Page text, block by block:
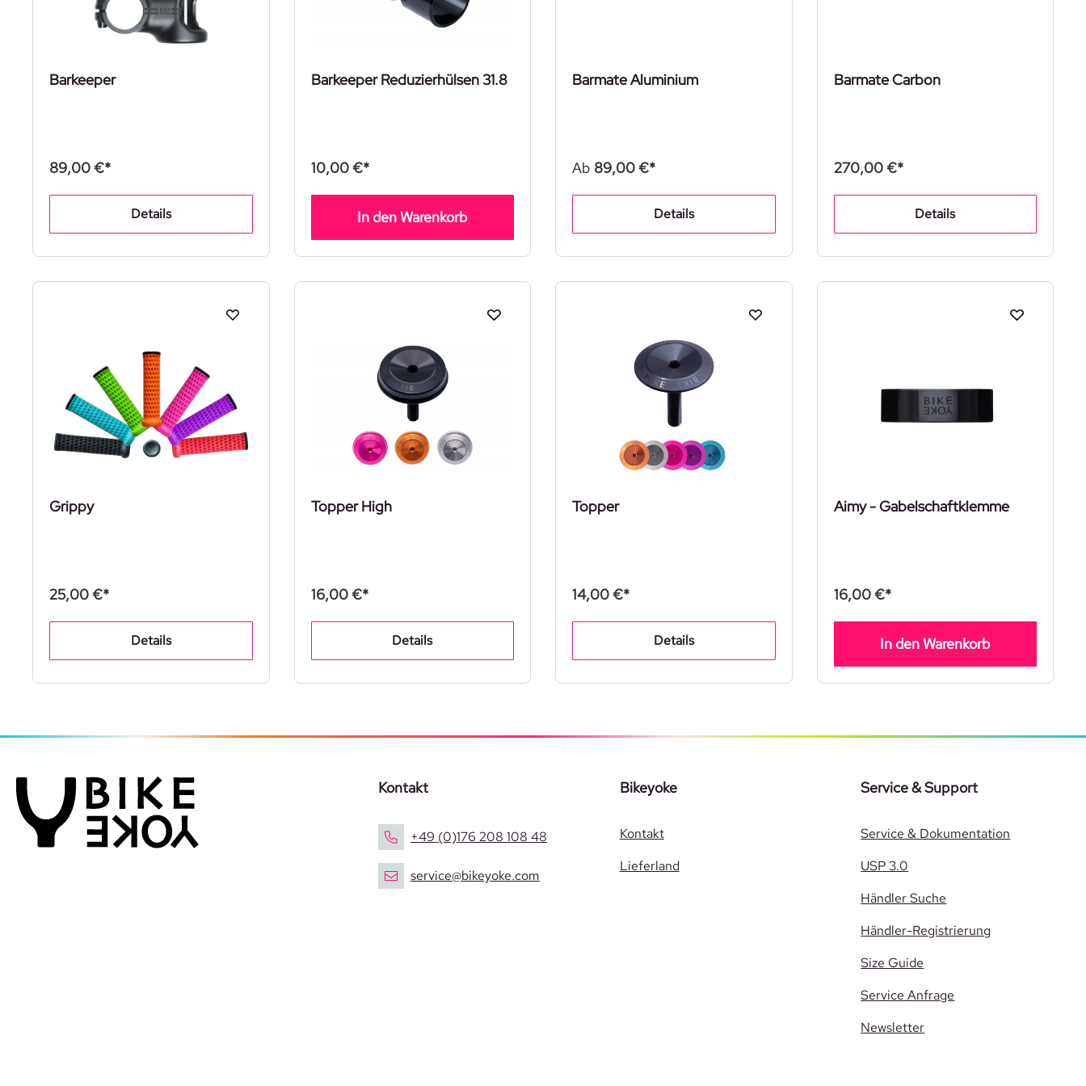
Barkeeper
89,00 €*
Details
Barkeeper Reduzierhülsen 31.8
10,00 €*
In den Warenkorb
Barmate Aluminium
Ab 89,00 €*
Details
Barmate Carbon
270,00 €*
Details
Grippy
25,00 €*
Details
Topper High
16,00 €*
Details
Topper
14,00 €*
Details
Aimy - Gabelschaftklemme
16,00 €*
In den Warenkorb
Kontakt
+49 (0)176 208 108 48
service@bikeyoke.com
Bikeyoke
Kontakt
Lieferland
Service & Support
Service & Dokumentation
USP 3.0
Händler Suche
Händler-Registrierung
Size Guide
Service Anfrage
Newsletter